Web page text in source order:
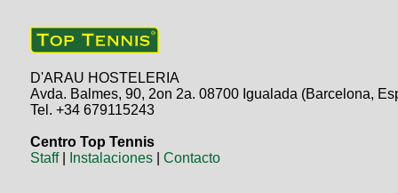
D'ARAU HOSTELERIA
Avda. Balmes, 90, 2on 2a. 08700 Igualada (Barcelona,
Tel. +34 679115243
Centro Top Tennis
Staff| Instalaciones |Contacto